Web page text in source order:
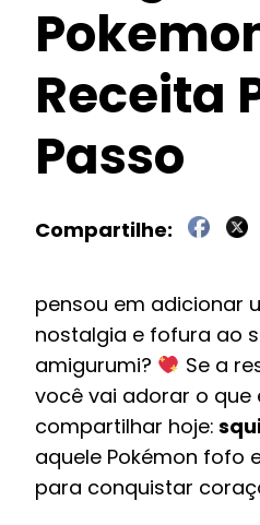
Receita
Passo
pensou em adicionar
nostalgia e fofura ao
amigurumi?
Se a
você vai adorar o que
compartilhar hoje:
aquele Pokémon fofo
para conquistar